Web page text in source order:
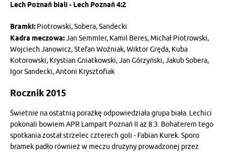
Lech Poznań biali - Lech Poznań 4:2
Bramki: Piotrowski, Sobera, Sandecki
Kadra meczowa:Jan Semmler, Kamil Beres, Michał Piotrowski,
Wojciech Janowicz, Stefan Woźniak, Wiktor Gręda, Kuba
Kotorowski, Krystian Gniatkowski, Jan Górzyński, Jakub Sobera,
Igor Sandecki, Antoni Krysztofiak
Rocznik 2015
Świetnie na ostatnią porażkę odpowiedziała grupa biała. Lechici
pokonali bowiem APR Lampart Poznań II aż 8:3. Bohaterem tego
spotkania został strzelec czterech goli - Fabian Kurek. Sporo
bramek padło również w meczu drużyny prowadzonej przez